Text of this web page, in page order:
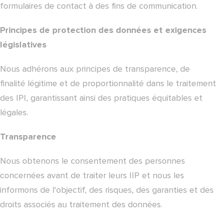
formulaires de contact à des fins de communication.
Principes de protection des données et exigences
législatives
Nous adhérons aux principes de transparence, de
finalité légitime et de proportionnalité dans le traitement
des IPI, garantissant ainsi des pratiques équitables et
légales.
Transparence
Nous obtenons le consentement des personnes
concernées avant de traiter leurs IIP et nous les
informons de l'objectif, des risques, des garanties et des
droits associés au traitement des données.